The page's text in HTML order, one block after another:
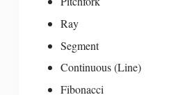
Ray
Segment
Continuous (Line)
Fibonacci